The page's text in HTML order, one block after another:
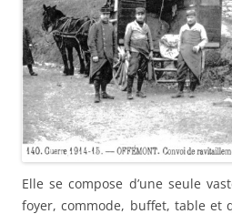
Elle se compose d’une seule
foyer, commode, buffet, table et